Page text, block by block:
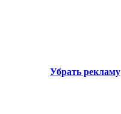
Убрать рекламу